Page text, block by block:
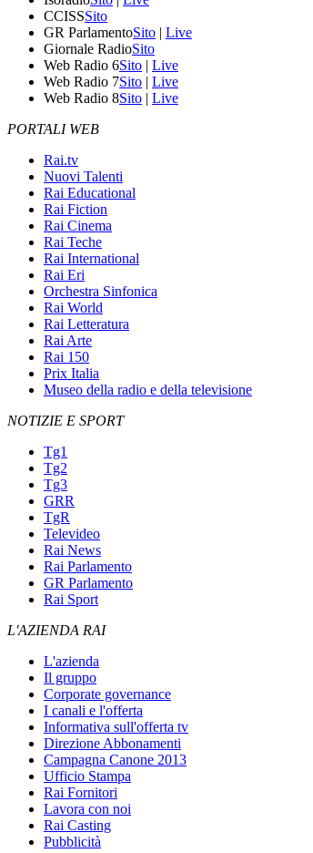
CCISSSito
GR ParlamentoSito | Live
Giornale RadioSito
Web Radio 6Sito | Live
Web Radio 7Sito | Live
Web Radio 8Sito | Live
PORTALI WEB
Rai.tv
Nuovi Talenti
Rai Educational
Rai Fiction
Rai Cinema
Rai Teche
Rai International
Rai Eri
Orchestra Sinfonica
Rai World
Rai Letteratura
Rai Arte
Rai 150
Prix Italia
Museo della radio e della televisione
NOTIZIE E SPORT
Tg1
Tg2
Tg3
GRR
TgR
Televideo
Rai News
Rai Parlamento
GR Parlamento
Rai Sport
L'AZIENDA RAI
L'azienda
Il gruppo
Corporate governance
I canali e l'offerta
Informativa sull'offerta tv
Direzione Abbonamenti
Campagna Canone 2013
Ufficio Stampa
Rai Fornitori
Lavora con noi
Rai Casting
Pubblicità